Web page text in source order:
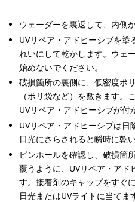
ウェーダーを裏返して、内側
UVリペア・アドヒーシブを塗
れいにして乾かします。ウェ
始めないでください。
破損箇所の裏側に、低密度ポ
（ポリ袋など）を敷きます。
UVリペア・アドヒーシブが付
UVリペア・アドヒーシブは日
日光にさらされると瞬時に乾
ピンホールを確認し、破損箇
覆うように、UVリペア・アド
す。接着剤のキャップをすぐ
日光またはUVライトに当て